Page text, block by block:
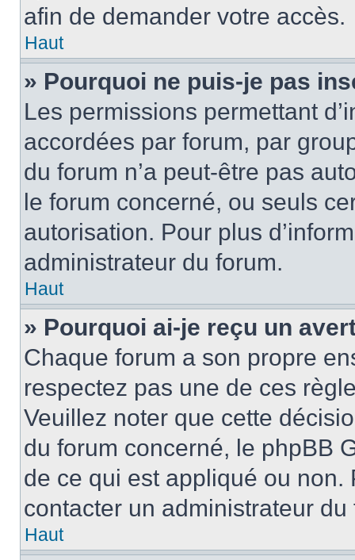
afin de demander votre accès.
Haut
» Pourquoi ne puis-je pas
Les permissions permettant
accordées par forum, par
du forum n’a peut-être pas
le forum concerné, ou seuls
autorisation. Pour plus
administrateur du forum.
Haut
» Pourquoi ai-je reçu un
Chaque forum a son propre
respectez pas une de ces
Veuillez noter que cette
du forum concerné, le phpBB
de ce qui est appliqué ou non.
contacter un administrateur du
Haut